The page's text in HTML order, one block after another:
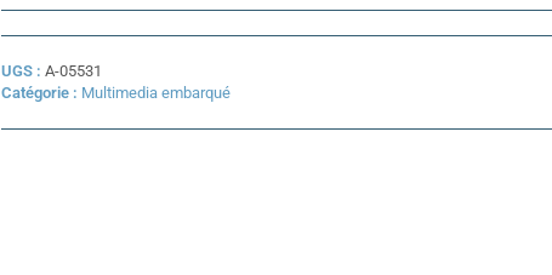
Lock
-
Samsung
S24
UGS : A-05531
Catégorie : Multimedia embarqué